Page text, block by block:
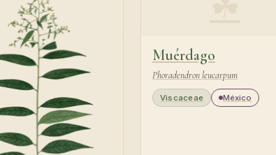
Muérdago
Phoradendron leucarpum
Viscaceae México